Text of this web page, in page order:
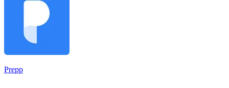
Prepp